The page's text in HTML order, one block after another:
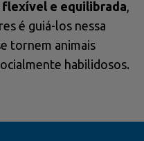
flexível e equilibrada
é guiá-los nessa
tornem animais
habilidosos.